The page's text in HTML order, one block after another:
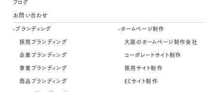
ブログ
お問い合わせ
-ブランディング
採用ブランディング
企業ブランディング
事業ブランディング
商品ブランディング
-ホームページ制作
大阪のホームページ制作会社
コーポレートサイト制作
採用サイト制作
ECサイト制作